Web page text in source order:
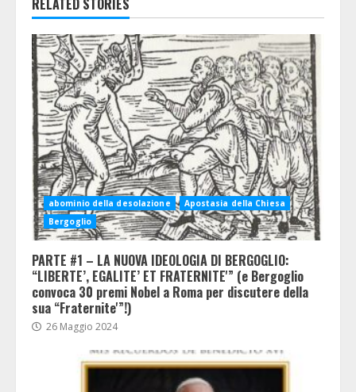
abominio della desolazione
Apostasia della Chiesa
Bergoglio
PARTE #1 – LA NUOVA IDEOLOGIA DI BERGOGLIO:
“LIBERTE’, EGALITE’ ET FRATERNITE'” (e Bergoglio
convoca 30 premi Nobel a Roma per discutere della
sua “Fraternite'”!)
26 Maggio 2024